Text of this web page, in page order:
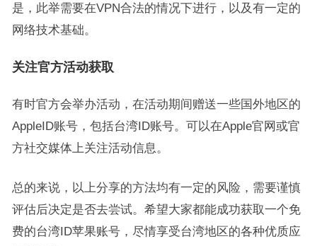
是，此举需要在VPN合法的情况下进行，以及有一定的
网络技术基础。
关注官方活动获取
有时官方会举办活动，在活动期间赠送一些国外地区的
AppleID账号，包括台湾ID账号。可以在Apple官网或官
方社交媒体上关注活动信息。
总的来说，以上分享的方法均有一定的风险，需要谨慎
评估后决定是否去尝试。希望大家都能成功获取一个免
费的台湾ID苹果账号，尽情享受台湾地区的各种优质应